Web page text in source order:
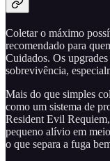
Coletar o máximo
recomendado para
Cuidados. Os
sobrevivência,
Mais do que simples
como um sistema de
Resident Evil
pequeno alívio em
o que separa a fuga